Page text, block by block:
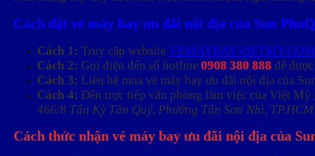
Cách đặt vé máy bay ưu đãi nội địa của Sun
Cách 1: Truy cập website VEMAYBAYVIETMY.COM
Cách 2: Gọi điện đến số hotline 0908 380 888 để
Cách 3: Liên hệ mua vé máy bay ưu đãi nội địa của
Cách 4: Đến trực tiếp văn phòng làm việc của Việt Mỹ
466/8 Tân Kỳ Tân Quý, Phường Tân Sơn Nhì, TP.HCM
Cách thức nhận vé máy bay ưu đãi nội địa của